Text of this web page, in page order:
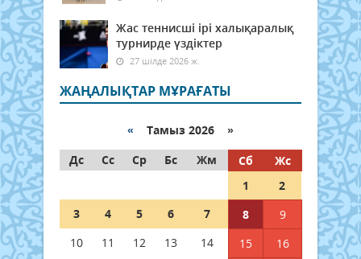
Жас теннисші ірі халықаралық
турнирде үздіктер
27 шілде 2026 ж.
ЖАҢАЛЫҚТАР МҰРАҒАТЫ
« Тамыз 2026 »
Дс
Сс Ср Бс Жм Сб
Жс
1
2
3
4 5 6 7 8
9
10
11 12 13 14 15
16